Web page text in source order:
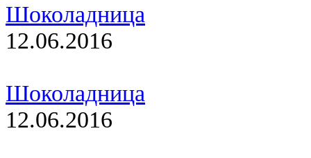
Шоколадница
12.06.2016
Шоколадница
12.06.2016